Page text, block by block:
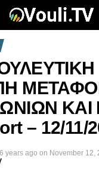
– 12/11/
6 years ago on November 12,